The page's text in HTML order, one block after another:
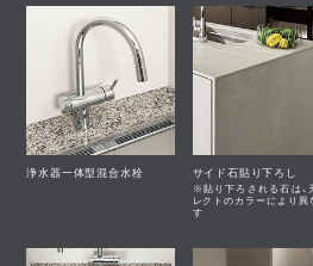
浄水器一体型混合水栓 サイド石貼り下ろし
※貼り下ろされる石は、
レクトのカラーにより異
す